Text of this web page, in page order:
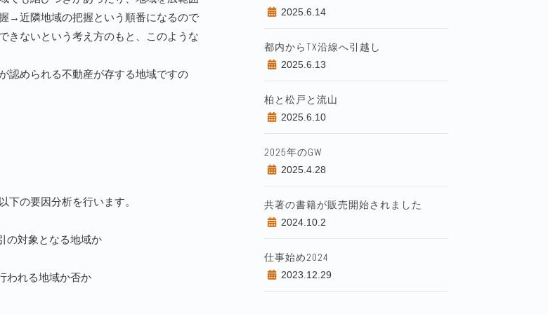
→近隣地域の把握という順番になるので
きないという考え方のもと、このような
認められる不動産が存する地域ですの
下の要因分析を行います。
の対象となる地域か
われる地域か否か
2025.6.14
都内からTX沿線へ引越し
2025.6.13
柏と松戸と流山
2025.6.10
2025年のGW
2025.4.28
共著の書籍が販売開始されました
2024.10.2
仕事始め2024
2023.12.29